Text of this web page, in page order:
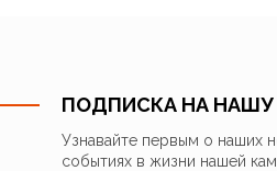
ПОДПИСКА НА
Узнавайте первым о наших
событиях в жизни нашей